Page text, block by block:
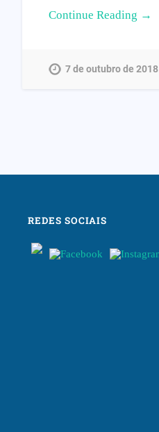
Continue Reading →
7 de outubro de 2018
REDES SOCIAIS